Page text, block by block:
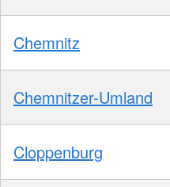
Chemnitz
Chemnitzer-Umland
Cloppenburg